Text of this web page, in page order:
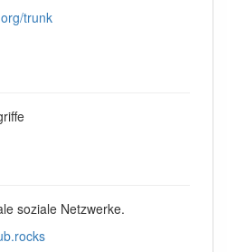
trunk
soziale Netzwerke.